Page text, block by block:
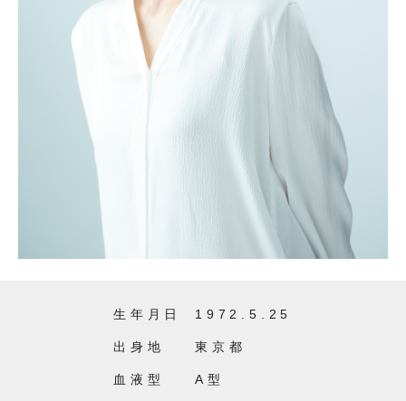
生年月日 1972.5.25
出身地 東京都
血液型 A型